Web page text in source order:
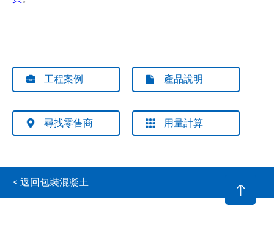
工程案例 產品說明
尋找零售商 用量計算
< 返回包裝混凝土